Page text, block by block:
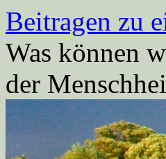
Zum
Inhalt
springen
Beitragen zu
Was können
der